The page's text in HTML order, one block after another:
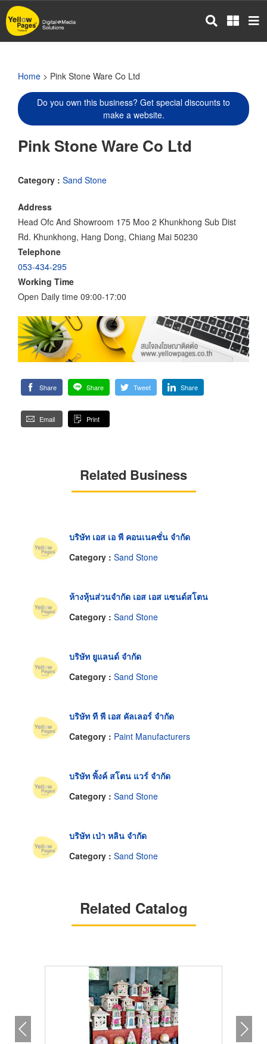
Skip
to
main
Home > Pink Stone Ware Co Ltd
Do you own this business? Get special discounts to
make a website.
Pink Stone Ware Co Ltd
Category : Sand Stone
Address
Head Ofc And Showroom 175 Moo 2 Khunkhong Sub Dist
Rd. Khunkhong, Hang Dong, Chiang Mai 50230
Telephone
053-434-295
Working Time
Open Daily time 09:00-17:00
Share Share Tweet Share
Email Print
Related Business
บริษัท เอส เอ พี คอนเนคชั่น จำกัด
Category : Sand Stone
ห้างหุ้นส่วนจำกัด เอส เอส แซนด์สโตน
Category : Sand Stone
บริษัท ยูแลนด์ จำกัด
Category : Sand Stone
บริษัท ที พี เอส คัลเลอร์ จำกัด
Category : Paint Manufacturers
บริษัท พิ้งค์ สโตน แวร์ จำกัด
Category : Sand Stone
บริษัท เป่า หลิน จำกัด
Category : Sand Stone
Related Catalog